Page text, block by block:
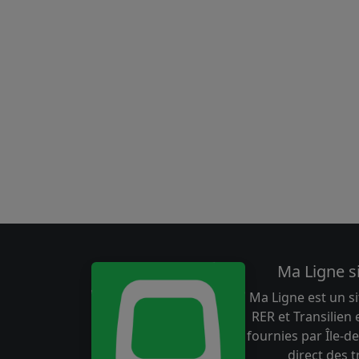
Ma Ligne
Ma Ligne est un
RER et
fournies par Île-
direct des